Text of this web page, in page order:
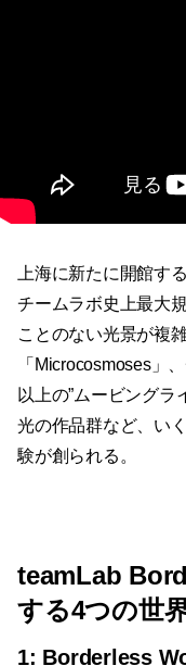
上海に新たに開館す
チームラボ史上最大
ことのない光景が複
「Microcosmoses」
以上の”ムービングラ
光の作品群など、い
験が創られる。
teamLab
する4つの世
1: Borderless